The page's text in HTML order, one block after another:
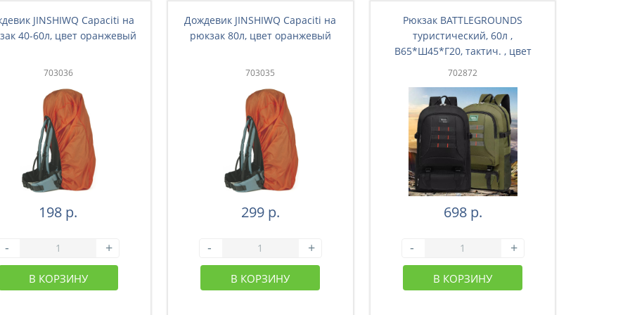
JINSHIWQ Capaciti на
40-60л, цвет оранжевый
703036
198 р.
- +
В КОРЗИНУ
Дождевик JINSHIWQ Capaciti на
рюкзак 80л, цвет оранжевый
703035
299 р.
- +
В КОРЗИНУ
Рюкзак BATTLEGRОUNDS
туристический, 60л ,
В65*Ш45*Г20, тактич. , цвет
702872
698 р.
- +
В КОРЗИНУ